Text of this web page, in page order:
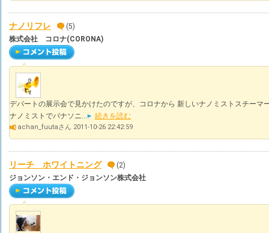
ナノリフレ
(5)
株式会社 コロナ(CORONA)
デパートの展示会で見かけたのですが、コロナから 新しいナノミストスチーマ
ナノミストでパナソニ...
続きを読む
achan_fuutaさん 2011-10-26 22:42:59
リーチ ホワイトニング
(2)
ジョンソン・エンド・ジョンソン株式会社